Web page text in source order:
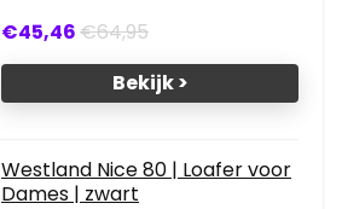
€45,46€64,95
Bekijk >
Westland Nice 80 | Loafer voor
Dames | zwart